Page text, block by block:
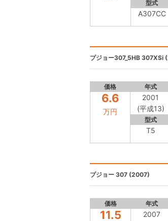
型式
A307CC
プジョー307_5HB 307XSi
価格 年式
6.6
万円
2001
(平成13)
型式
T5
プジョー 307 (2007)
価格 年式
11.5
2007